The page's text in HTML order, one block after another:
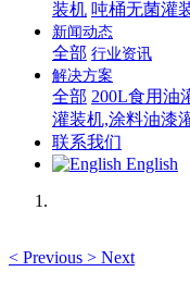
装机 吨桶无菌灌
新闻动态
全部 行业资讯
解决方案
全部 200L食用油
灌装机,涂料油漆
联系我们
English
< Previous > Next